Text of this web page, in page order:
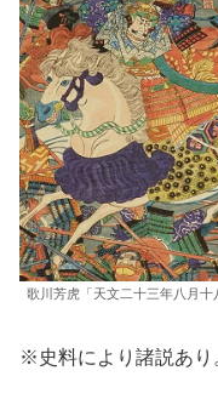
歌川芳虎「天文二十三年八月十
※史料により諸説あり